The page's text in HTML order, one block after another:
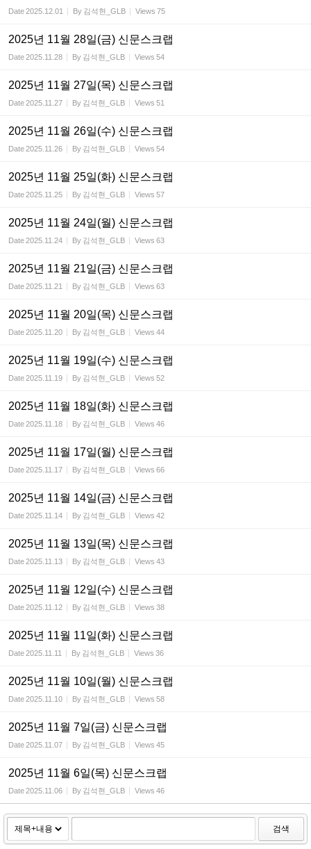
Date2025.12.01 By 김석현_GLB Views 75
2025년 11월 28일(금) 신문스크랩
Date2025.11.28 By 김석현_GLB Views 54
2025년 11월 27일(목) 신문스크랩
Date2025.11.27 By 김석현_GLB Views 51
2025년 11월 26일(수) 신문스크랩
Date2025.11.26 By 김석현_GLB Views 54
2025년 11월 25일(화) 신문스크랩
Date2025.11.25 By 김석현_GLB Views 57
2025년 11월 24일(월) 신문스크랩
Date2025.11.24 By 김석현_GLB Views 63
2025년 11월 21일(금) 신문스크랩
Date2025.11.21 By 김석현_GLB Views 63
2025년 11월 20일(목) 신문스크랩
Date2025.11.20 By 김석현_GLB Views 44
2025년 11월 19일(수) 신문스크랩
Date2025.11.19 By 김석현_GLB Views 52
2025년 11월 18일(화) 신문스크랩
Date2025.11.18 By 김석현_GLB Views 46
2025년 11월 17일(월) 신문스크랩
Date2025.11.17 By 김석현_GLB Views 66
2025년 11월 14일(금) 신문스크랩
Date2025.11.14 By 김석현_GLB Views 42
2025년 11월 13일(목) 신문스크랩
Date2025.11.13 By 김석현_GLB Views 43
2025년 11월 12일(수) 신문스크랩
Date2025.11.12 By 김석현_GLB Views 38
2025년 11월 11일(화) 신문스크랩
Date2025.11.11 By 김석현_GLB Views 36
2025년 11월 10일(월) 신문스크랩
Date2025.11.10 By 김석현_GLB Views 58
2025년 11월 7일(금) 신문스크랩
Date2025.11.07 By 김석현_GLB Views 45
2025년 11월 6일(목) 신문스크랩
Date2025.11.06 By 김석현_GLB Views 46
검색